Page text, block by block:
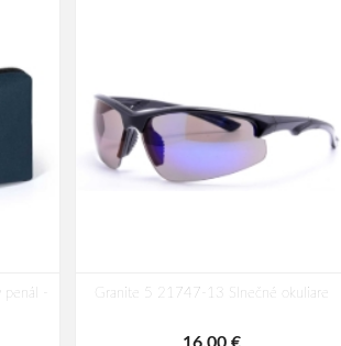
-
Granite 5 21747-13 Slnečné okuliare